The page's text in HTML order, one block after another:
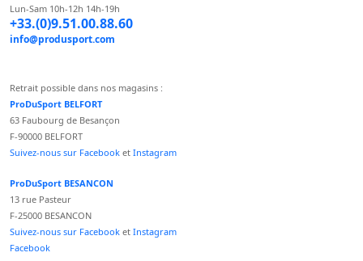
Lun-Sam 10h-12h 14h-19h
+33.(0)9.51.00.88.60
info@produsport.com
Retrait possible dans nos magasins :
ProDuSport BELFORT
63 Faubourg de Besançon
F-90000 BELFORT
Suivez-nous sur Facebook et Instagram
ProDuSport BESANCON
13 rue Pasteur
F-25000 BESANCON
Suivez-nous sur Facebook et Instagram
Facebook